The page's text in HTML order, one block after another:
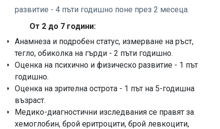
развитие - 4 пъти годишно поне през 2 месеца.
От 2 до 7 години:
Анамнеза и подробен статус, измерване на ръст,
тегло, обиколка на гърди - 2 пъти годишно.
Оценка на психично и физическо развитие - 1 път
годишно.
Оценка на зрителна острота - 1 път на 5-годишна
възраст.
Медико-диагностични изследвания се правят за
хемоглобин, брой еритроцити, брой левкоцити,